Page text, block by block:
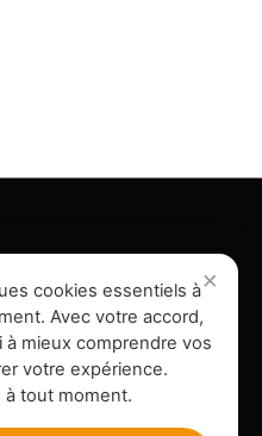
cookies essentiels à
Avec votre accord,
à mieux comprendre vos
votre expérience.
à tout moment.